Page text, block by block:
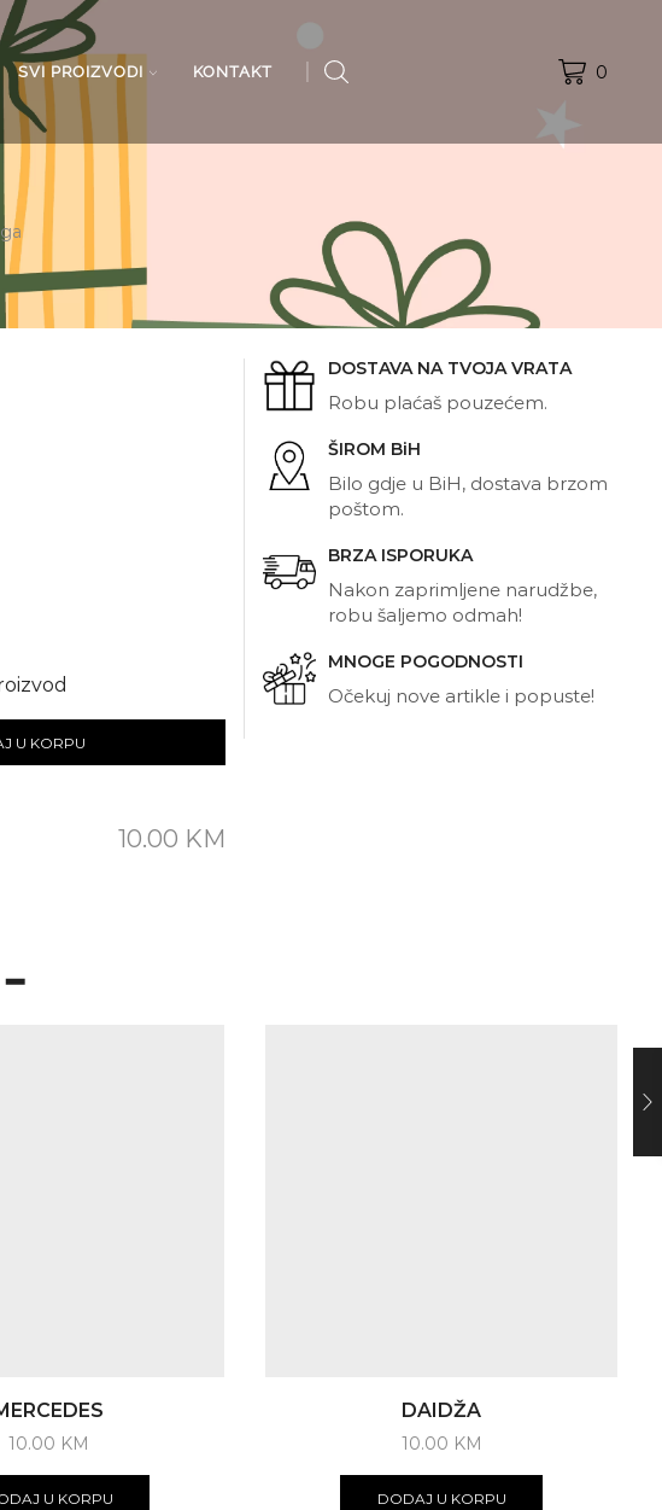
SVI PROIZVODI KONTAKT 0
U KORPU
10.00 KM
DOSTAVA NA TVOJA VRATA
Robu plaćaš pouzećem.
ŠIROM BiH
Bilo gdje u BiH, dostava brzom
poštom.
BRZA ISPORUKA
Nakon zaprimljene narudžbe,
robu šaljemo odmah!
MNOGE POGODNOSTI
Očekuj nove artikle i popuste!
10.00 KM
U KORPU
DAIDŽA
10.00 KM
DODAJ U KORPU